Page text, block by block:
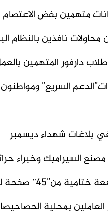
متهمين بفض الاعتصام
نافذين بالنظام
دارفور المتهمين
السريع”
بلاغات شهداء ديسمبر
مصنع السيراميك وخبراء
صفحة لدى المحكمة
بمحلية